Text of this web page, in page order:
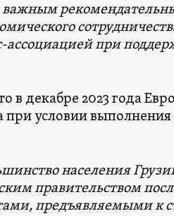
важным
ассоциацией при
в декабре 2023 года
при условии
населения
правительством
предъявляемыми к